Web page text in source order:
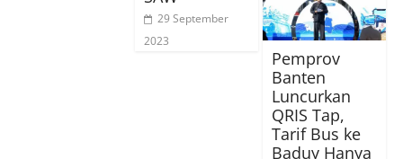
29 September
2023
Pemprov
Banten
Luncurkan
QRIS Tap,
Tarif Bus ke
Baduy Hanya